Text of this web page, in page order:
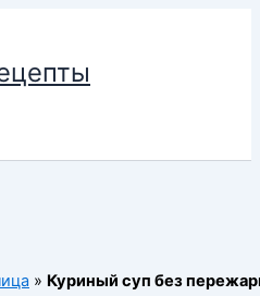
» Куриный суп без